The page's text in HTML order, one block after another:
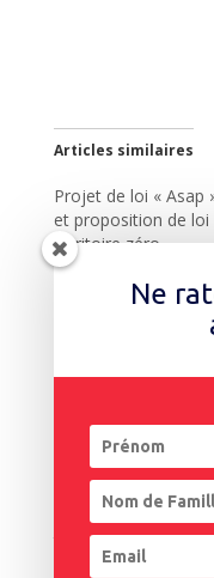
Articles similaires
Projet de loi « Asap
et proposition de loi
territoire zéro
chômeur » acceptées
en premières
validés en première
nationale : le…
23 octobre 2020
Dans "Article"
Des mesures pour
travailleurs en
situation de handicap
Ne